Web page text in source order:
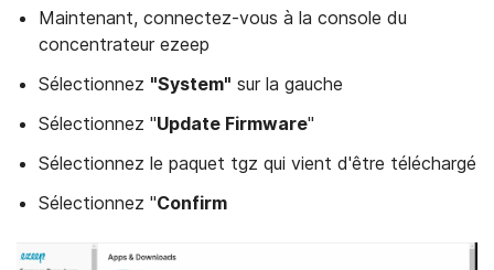
Maintenant, connectez-vous à la console du
concentrateur ezeep
Sélectionnez "System" sur la gauche
Sélectionnez "Update Firmware"
Sélectionnez le paquet tgz qui vient d'être téléchargé
Sélectionnez "Confirm